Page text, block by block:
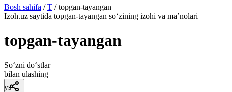
Bosh sahifa / T / topgan-tayangan
Izoh.uz saytida topgan-tayangan so‘zining izohi va ma’nolari
topgan-tayangan
So‘zni do‘stlar
bilan ulashing
ys